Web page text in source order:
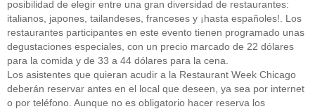
posibilidad de elegir entre una gran diversidad de restaurantes:
italianos, japones, tailandeses, franceses y ¡hasta españoles!. Los
restaurantes participantes en este evento tienen programado unas
degustaciones especiales, con un precio marcado de 22 dólares
para la comida y de 33 a 44 dólares para la cena.
Los asistentes que quieran acudir a la Restaurant Week Chicago
deberán reservar antes en el local que deseen, ya sea por internet
o por teléfono. Aunque no es obligatorio hacer reserva los